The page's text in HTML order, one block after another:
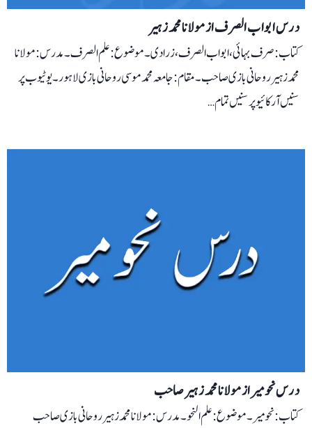
درس ابواب الصرف از مولانا محمد زہیر
کتاب:صرف بہائی، ابواب الصرف، زرادی ۔ موضوع:علم الصرف۔ مدرس: مولانا
محمد زہیر روحانی بازی صاحب۔ مقام: جامعہ محمد موسی روحانی بازی لاہور۔ یوٹیوب پر
سنیں آرکائیو پر سنیں تمام…
درس نحومیر از مولانا محمد زہیر صاحب
کتاب: نحو میر۔ موضوع: علم النحو۔ مدرس: مولانا محمد زہیر روحانی بازی صاحب